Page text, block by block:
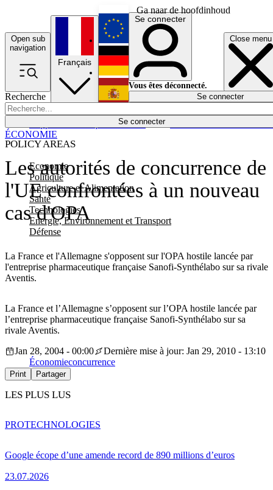
Ga naar de hoofdinhoud
Open sub
navigation
Close menu
Recherche
Se connecter
POLICY AREAS
Economie
Politique
Agriculture et Alimentation
Santé
Technologies
Energie, Environnement et Transport
Défense
Économie
Français
English
Deutsch
Español
Se connecter
Vous êtes déconnecté.
Se connecter
Les autorités de concurrence de
l'UE confrontées à un nouveau
cas d'OPA
La France et l'Allemagne s'opposent sur l'OPA hostile lancée par
l'entreprise pharmaceutique française Sanofi-Synthélabo sur sa rivale
Aventis.
ÉCONOMIE
La France et l’Allemagne s’opposent sur l’OPA hostile lancée par
l’entreprise pharmaceutique française Sanofi-Synthélabo sur sa
rivale Aventis.
Jan 28, 2004 - 00:00
Dernière mise à jour: Jan 29, 2010 - 13:10
Économieconcurrence
Print Partager
LES PLUS LUS
Google écope d’une amende record de 890 millions d’euros
23.07.2026
PROTECHNOLOGIES